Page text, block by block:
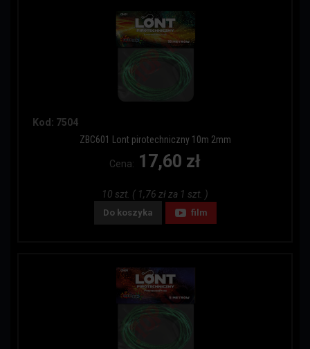
Kod: 7504
ZBC601 Lont pirotechniczny 10m 2mm
Cena: 17,60 zł
10 szt. ( 1,76 zł za 1 szt. )
Do koszyka film